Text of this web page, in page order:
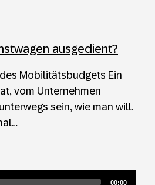
ausgedient?
Mobilitätsbudgets Ein
vom Unternehmen
sein, wie man will.
Total
00:00